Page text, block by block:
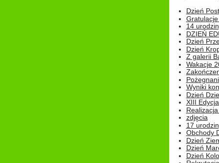
Dzień
14
DZIEŃ
Dzień
Dzień
Z galerii
Wakacje
Wyniki
Dzień
XIII
zdjęcia
17
Obchody
Dzień
Dzień
Dzień